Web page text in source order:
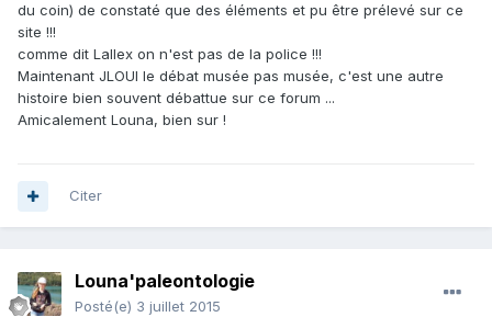
du coin) de constaté que des éléments et pu être prélevé sur ce
site !!!
comme dit Lallex on n'est pas de la police !!!
Maintenant JLOUI le débat musée pas musée, c'est une autre
histoire bien souvent débattue sur ce forum ...
Amicalement Louna, bien sur !
Citer
Louna'paleontologie
Posté(e) 3 juillet 2015